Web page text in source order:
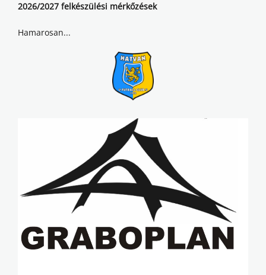
2026/2027 felkészülési mérkőzések
Hamarosan...